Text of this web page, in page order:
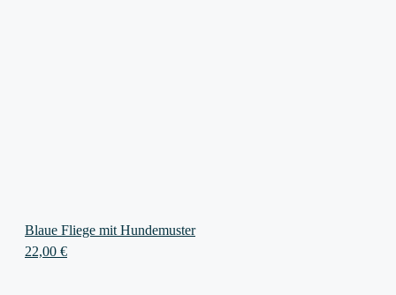
Blaue Fliege mit Hundemuster
22,00 €